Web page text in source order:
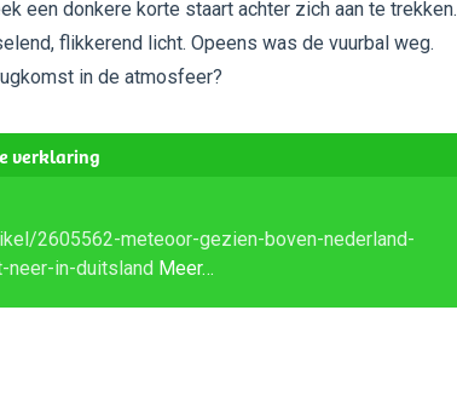
een donkere korte staart achter zich aan te trekken.
flikkerend licht. Opeens was de vuurbal weg.
in de atmosfeer?
verklaring
2605562-meteoor-gezien-boven-nederland-
neer-in-duitsland Meer…